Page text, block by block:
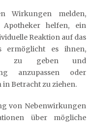
Wirkungen melden,
helfen, ein
Reaktion auf das
ermöglicht es ihnen,
zu geben und
anzupassen oder
Betracht zu ziehen.
von Nebenwirkungen
über mögliche